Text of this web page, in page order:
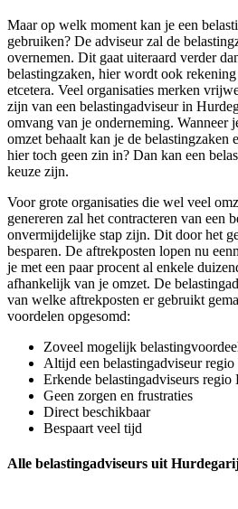
Maar op welk moment kan je een
gebruiken? De adviseur zal de
overnemen. Dit gaat uiteraard verder
belastingzaken, hier wordt ook
etcetera. Veel organisaties merken
zijn van een belastingadviseur in
omvang van je onderneming. Wanneer
omzet behaalt kan je de belastingzaken
hier toch geen zin in? Dan kan een
keuze zijn.
Voor grote organisaties die wel veel
genereren zal het contracteren van een
onvermijdelijke stap zijn. Dit door het
besparen. De aftrekposten lopen nu
je met een paar procent al enkele
afhankelijk van je omzet. De
van welke aftrekposten er gebruikt
voordelen opgesomd:
Zoveel mogelijk
Altijd een belastingadviseur
Erkende belastingadviseurs regio
Geen zorgen en frustraties
Direct beschikbaar
Bespaart veel tijd
Alle belastingadviseurs uit